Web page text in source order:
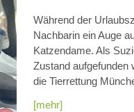
Während der
Nachbarin ein Auge
Katzendame. Als
Zustand aufgefunden
die Tierrettung
[mehr]